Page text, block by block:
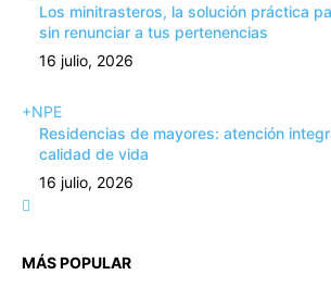
Los minitrasteros, la solución práctica
sin renunciar a tus pertenencias
16 julio, 2026
+NPE
Residencias de mayores: atención
calidad de vida
16 julio, 2026
MÁS POPULAR